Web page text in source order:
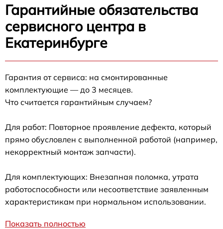
Гарантийные обязательства
сервисного центра в
Екатеринбурге
Гарантия от сервиса: на смонтированные
комплектующие — до 3 месяцев.
Что считается гарантийным случаем?
Для работ: Повторное проявление дефекта, который
прямо обусловлен с выполненной работой (например,
некорректный монтаж запчасти).
Для комплектующих: Внезапная поломка, утрата
работоспособности или несоответствие заявленным
характеристикам при нормальном использовании.
Показать полностью